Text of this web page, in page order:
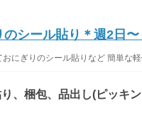
シール貼り＊週2日
にぎりのシール貼りなど 簡単な
、梱包、品出し(ピッキ